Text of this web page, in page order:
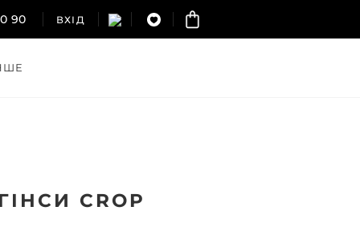
90 ВХІД
CROP